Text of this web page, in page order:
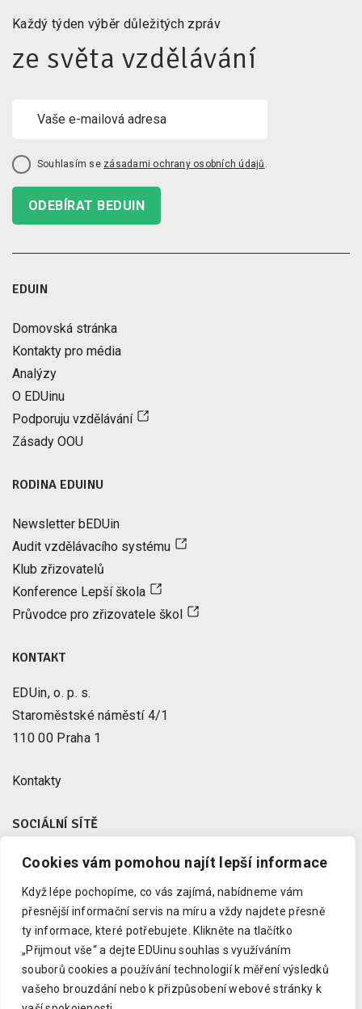
Cookies vám pomohou najít lepší informace
Když lépe pochopíme, co vás zajímá, nabídneme vám
přesnější informační servis na míru a vždy najdete přesně
ty informace, které potřebujete.
Klikněte na tlačítko
„Přijmout vše“ a dejte EDUinu souhlas s využíváním
souborů cookies a používání technologií k měření výsledků
vašeho brouzdání nebo k přizpůsobení webové stránky k
Každý týden výběr důležitých zpráv
ze světa vzdělávání
Souhlasím se zásadami ochrany osobních údajů .
ODEBÍRAT BEDUIN
EDUIN
Domovská stránka
Kontakty pro média
Analýzy
O EDUinu
Podporuju vzdělávání
Zásady OOU
RODINA EDUINU
Newsletter bEDUin
Audit vzdělávacího systému
Klub zřizovatelů
Konference Lepší škola
Průvodce pro zřizovatele škol
KONTAKT
EDUin, o. p. s.
Staroměstské náměstí 4/1
110 00 Praha 1
Kontakty
SOCIÁLNÍ SÍTĚ
Facebook
Instagram
Youtube
LinkedIn